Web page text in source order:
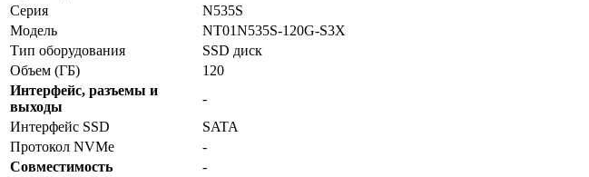
Серия
N535S
Модель
NT01N535S-120G-S3X
Тип оборудования
SSD диск
Объем (ГБ)
120
Интерфейс, разъемы и
выходы
-
Интерфейс SSD
SATA
Протокол NVMe
-
Совместимость
-